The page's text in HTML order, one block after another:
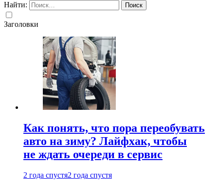
Найти:
Заголовки
Как понять, что пора переобувать
авто на зиму? Лайфхак, чтобы
не ждать очереди в сервис
2 года спустя2 года спустя